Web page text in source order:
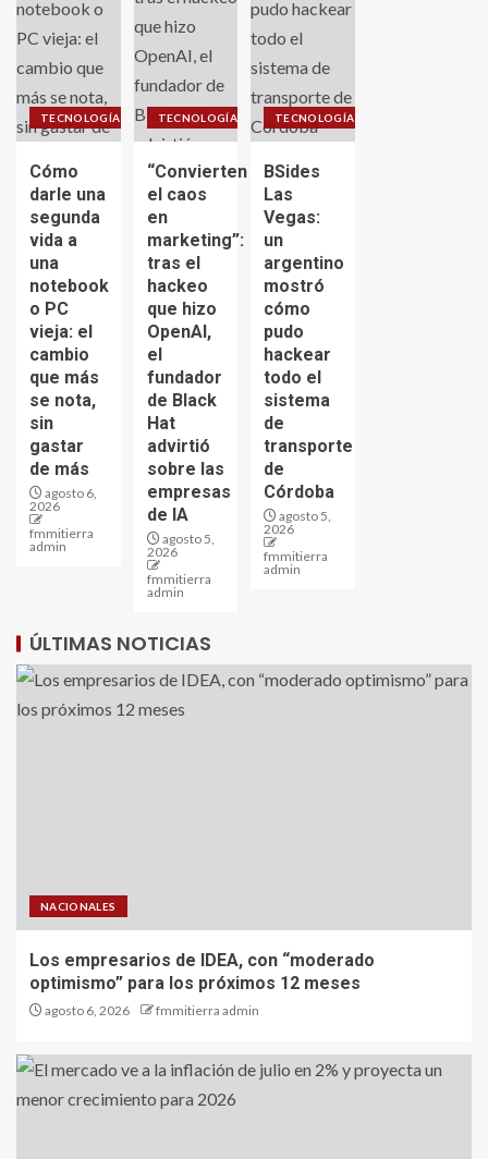
TECNOLOGÍA
Cómo
darle una
segunda
vida a
una
notebook
o PC
vieja: el
cambio
que más
se nota,
sin
gastar
de más
agosto 6,
2026
fmmitierra
admin
TECNOLOGÍA
“Convierten
el caos
en
marketing”:
tras el
hackeo
que hizo
OpenAI,
el
fundador
de Black
Hat
advirtió
sobre las
empresas
de IA
agosto 5,
2026
fmmitierra
admin
TECNOLOGÍA
BSides
Las
Vegas:
un
argentino
mostró
cómo
pudo
hackear
todo el
sistema
de
transporte
de
Córdoba
agosto 5,
2026
fmmitierra
admin
ÚLTIMAS NOTICIAS
NACIONALES
Los empresarios de IDEA, con “moderado
optimismo” para los próximos 12 meses
agosto 6, 2026 fmmitierra admin